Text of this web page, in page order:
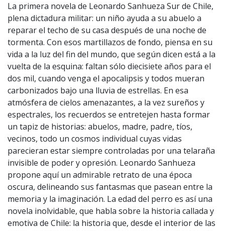
La primera novela de Leonardo Sanhueza Sur de Chile,
plena dictadura militar: un niño ayu­da a su abuelo a
reparar el techo de su casa después de una noche de
tormenta. Con esos martillazos de fondo, piensa en su
vida a la luz del fin del mundo, que según dicen está a la
vuelta de la esquina: faltan sólo diecisiete años para el
dos mil, cuando venga el apocalipsis y todos mueran
carbonizados bajo una lluvia de estrellas. En esa
atmósfera de cielos amenazantes, a la vez sureños y
espectrales, los recuerdos se entretejen hasta formar
un tapiz de historias: abuelos, madre, pa­dre, tíos,
vecinos, todo un cosmos individual cuyas vidas
parecieran estar siempre controladas por una telaraña
invisible de poder y opresión. Leonardo Sanhueza
propone aquí un admirable retrato de una época
oscura, delineando sus fantas­mas que pasean entre la
memoria y la imaginación. La edad del perro es así una
novela inolvidable, que habla sobre la historia callada y
emotiva de Chile: la historia que, desde el interior de las